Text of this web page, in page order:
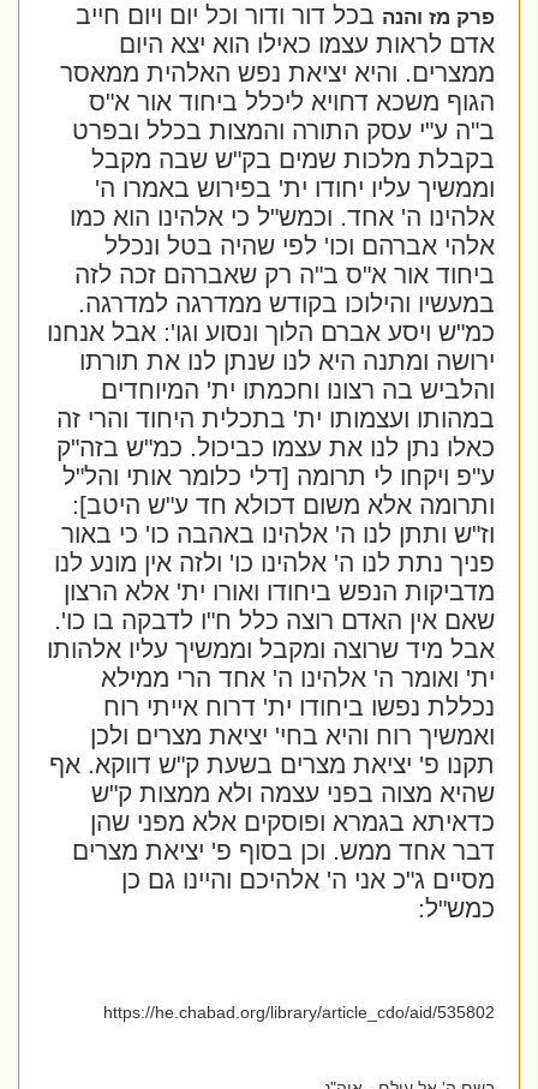
פרק מז והנהבכל דור ודור וכל יום ויום חייב
אדם לראות עצמו כאילו הוא יצא היום
ממצרים. והיא יציאת נפש האלהית ממאסר
הגוף משכא דחויא ליכלל ביחוד אור א"ס
ב"ה ע"י עסק התורה והמצות בכלל ובפרט
בקבלת מלכות שמים בק"ש שבה מקבל
וממשיך עליו יחודו ית' בפירוש באמרו ה'
אלהינו ה' אחד. וכמש"ל כי אלהינו הוא כמו
אלהי אברהם וכו' לפי שהיה בטל ונכלל
ביחוד אור א"ס ב"ה רק שאברהם זכה לזה
במעשיו והילוכו בקודש ממדרגה למדרגה.
כמ"ש ויסע אברם הלוך ונסוע וגו': אבל אנחנו
ירושה ומתנה היא לנו שנתן לנו את תורתו
והלביש בה רצונו וחכמתו ית' המיוחדים
במהותו ועצמותו ית' בתכלית היחוד והרי זה
כאלו נתן לנו את עצמו כביכול. כמ"ש בזה"ק
ע"פ ויקחו לי תרומה [דלי כלומר אותי והל"ל
ותרומה אלא משום דכולא חד ע"ש היטב]:
וז"ש ותתן לנו ה' אלהינו באהבה כו' כי באור
פניך נתת לנו ה' אלהינו כו' ולזה אין מונע לנו
מדביקות הנפש ביחודו ואורו ית' אלא הרצון
שאם אין האדם רוצה כלל ח"ו לדבקה בו כו'.
אבל מיד שרוצה ומקבל וממשיך עליו אלהותו
ית' ואומר ה' אלהינו ה' אחד הרי ממילא
נכללת נפשו ביחודו ית' דרוח אייתי רוח
ואמשיך רוח והיא בחי' יציאת מצרים ולכן
תקנו פ' יציאת מצרים בשעת ק"ש דווקא. אף
שהיא מצוה בפני עצמה ולא ממצות ק"ש
כדאיתא בגמרא ופוסקים אלא מפני שהן
דבר אחד ממש. וכן בסוף פ' יציאת מצרים
מסיים ג"כ אני ה' אלהיכם והיינו גם כן
כמש"ל:י
https://he.chabad.org/library/article_cdo/aid/535802